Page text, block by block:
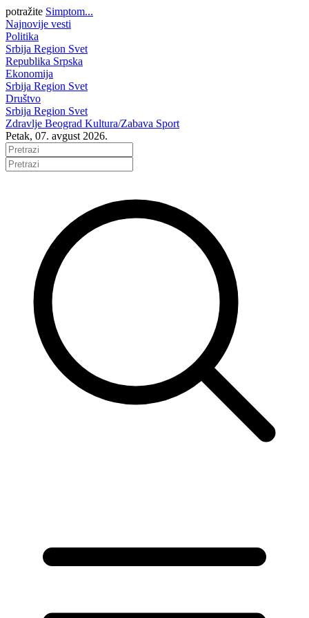
potražite Simptom...
Najnovije vesti
Politika
Srbija Region Svet
Republika Srpska
Ekonomija
Srbija Region Svet
Društvo
Srbija Region Svet
Zdravlje Beograd Kultura/Zabava Sport
Petak, 07. avgust 2026.